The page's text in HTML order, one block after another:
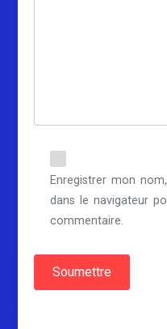
Enregistrer mon
dans le navigateur
commentaire.